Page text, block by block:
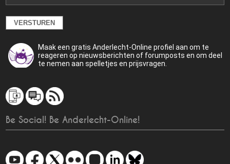
Maak een gratis Anderlecht-Online profiel aan om te
reageren op nieuwsberichten of forumposts en om deel
te nemen aan spelletjes en prijsvragen.
Be Social! Be Anderlecht-Online!